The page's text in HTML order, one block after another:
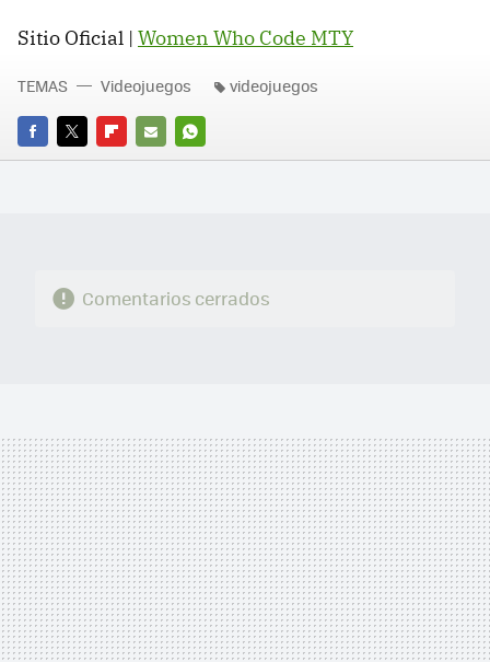
Sitio Oficial | Women Who Code MTY
FACEBOOK
TWITTERFLIPBOARD
E-
WHATSAPP
TEMAS Videojuegos videojuegos
Comentarios cerrados